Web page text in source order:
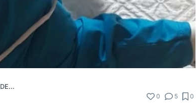
FRANCIELA FERNANDES PEREIRA
0 5 0